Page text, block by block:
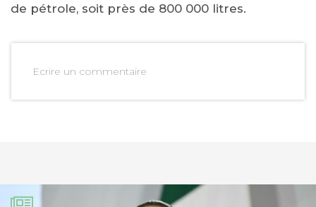
de pétrole, soit près de 800 000 litres.
Ecrire un commentaire